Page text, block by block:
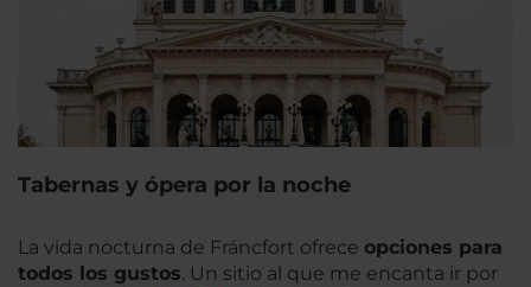
Tabernas y ópera por la noche
La vida nocturna de Fráncfort ofrece opciones para
todos los gustos. Un sitio al que me encanta ir por